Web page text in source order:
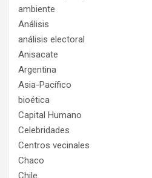
ambiente
Análisis
análisis electoral
Anisacate
Argentina
Asia-Pacífico
bioética
Capital Humano
Celebridades
Centros vecinales
Chaco
Chile